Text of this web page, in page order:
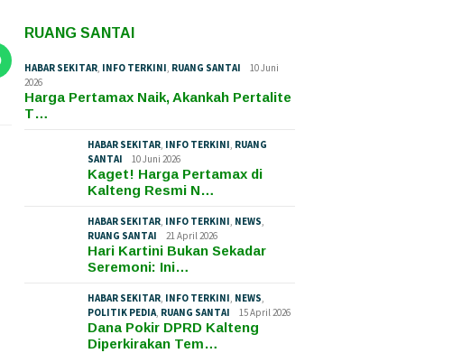
RUANG SANTAI
HABAR SEKITAR, INFO TERKINI, RUANG SANTAI
10 Juni
2026
Harga Pertamax Naik, Akankah Pertalite
T…
HABAR SEKITAR, INFO TERKINI, RUANG
SANTAI
10 Juni 2026
Kaget! Harga Pertamax di
Kalteng Resmi N…
HABAR SEKITAR, INFO TERKINI, NEWS,
RUANG SANTAI
21 April 2026
Hari Kartini Bukan Sekadar
Seremoni: Ini…
HABAR SEKITAR, INFO TERKINI, NEWS,
POLITIK PEDIA, RUANG SANTAI 15 April 2026
Dana Pokir DPRD Kalteng
Diperkirakan Tem…